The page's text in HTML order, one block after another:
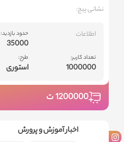
نشانی پیج:
اطلاعات
تعداد کاربر:
1000000
حدود بازدید:
35000
طرح:
استوری
1200000ت
اخبار آموزش و پرورش